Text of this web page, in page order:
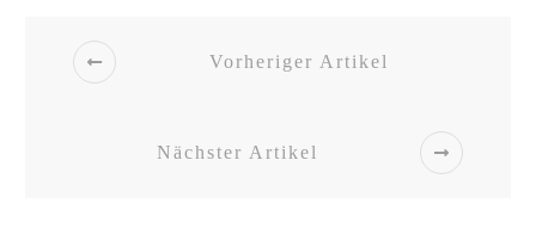
Vorheriger Artikel
Nächster Artikel